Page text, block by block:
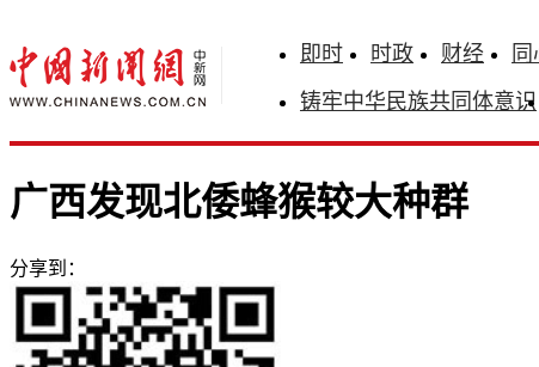
即时 时政 财经
铸牢中华民族共同体意识
广西发现北倭蜂猴较大种群
分享到：